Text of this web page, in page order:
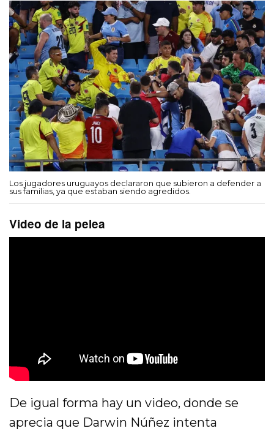
Los jugadores uruguayos declararon que subieron a defender a
sus familias, ya que estaban siendo agredidos.
Video de la pelea
De igual forma hay un video, donde se
aprecia que Darwin Núñez intenta